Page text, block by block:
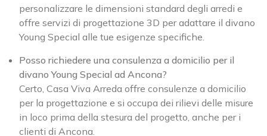
personalizzare le dimensioni standard degli arredi e
offre servizi di progettazione 3D per adattare il divano
Young Special alle tue esigenze specifiche.
Posso richiedere una consulenza a domicilio per il
divano Young Special ad Ancona?
Certo, Casa Viva Arreda offre consulenze a domicilio
per la progettazione e si occupa dei rilievi delle misure
in loco prima della stesura del progetto, anche per i
clienti di Ancona.